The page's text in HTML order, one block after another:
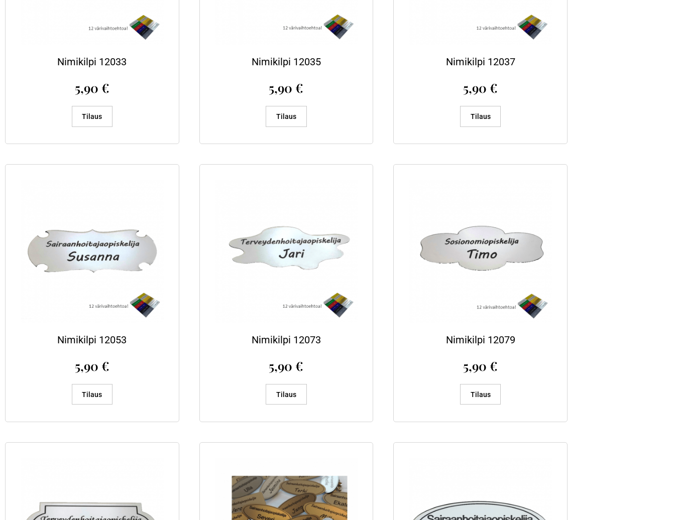
Nimikilpi 12033
5,90 €
Tilaus
Nimikilpi 12035
5,90€
Tilaus
Nimikilpi 12037
5,90€
Tilaus
Nimikilpi 12053
5,90 €
Tilaus
Nimikilpi 12073
5,90€
Tilaus
Nimikilpi 12079
5,90€
Tilaus